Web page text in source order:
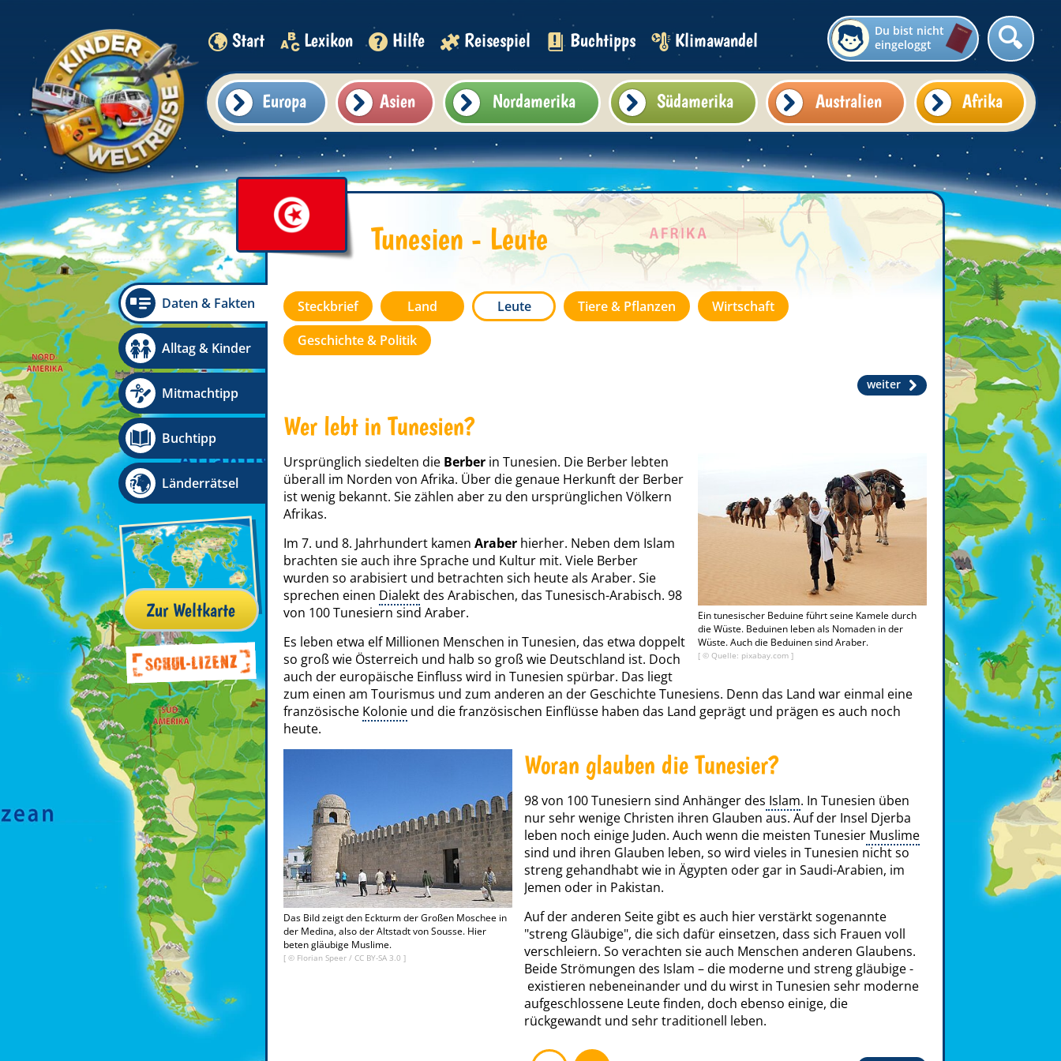
Start Lexikon Hilfe Reisespiel Buchtipps Klimawandel
Du bist nicht
eingeloggt
Europa Asien Nordamerika Südamerika Australien Afrika
Daten & Fakten
Alltag & Kinder
Mitmachtipp
Buchtipp
Länderrätsel
Zur Weltkarte
Tunesien - Leute
Steckbrief Land Leute Tiere & Pflanzen
Wirtschaft
Geschichte & Politik
weiter
Wer lebt in Tunesien?
Ein tunesischer Beduine führt seine Kamele durch
die Wüste. Beduinen leben als Nomaden in der
Wüste. Auch die Beduinen sind Araber.
[ © Quelle: pixabay.com ]
Ursprünglich siedelten die Berber in Tunesien. Die Berber lebten
überall im Norden von Afrika. Über die genaue Herkunft der Berber
ist wenig bekannt. Sie zählen aber zu den ursprünglichen Völkern
Afrikas.
Im 7. und 8. Jahrhundert kamen Araber hierher. Neben dem Islam
brachten sie auch ihre Sprache und Kultur mit. Viele Berber
wurden so arabisiert und betrachten sich heute als Araber. Sie
sprechen einen Dialektdes Arabischen, das Tunesisch-Arabisch. 98
von 100 Tunesiern sind Araber.
Es leben etwa elf Millionen Menschen in Tunesien, das etwa doppelt
so groß wie Österreich und halb so groß wie Deutschland ist. Doch
auch der europäische Einfluss wird in Tunesien spürbar. Das liegt
zum einen am Tourismus und zum anderen an der Geschichte Tunesiens. Denn das Land war einmal eine
französische Kolonie und die französischen Einflüsse haben das Land geprägt und prägen es auch noch
heute.
Das Bild zeigt den Eckturm der Großen Moschee in
der Medina, also der Altstadt von Sousse. Hier
beten gläubige Muslime.
[ © Florian Speer / CC BY-SA 3.0 ]
Woran glauben die Tunesier?
98 von 100 Tunesiern sind Anhänger des Islam. In Tunesien üben
nur sehr wenige Christen ihren Glauben aus. Auf der Insel Djerba
leben noch einige Juden. Auch wenn die meisten Tunesier Muslime
sind und ihren Glauben leben, so wird vieles in Tunesien nicht so
streng gehandhabt wie in Ägypten oder gar in Saudi-Arabien, im
Jemen oder in Pakistan.
Auf der anderen Seite gibt es auch hier verstärkt sogenannte
"streng Gläubige", die sich dafür einsetzen, dass sich Frauen voll
verschleiern. So verachten sie auch Menschen anderen Glaubens.
Beide Strömungen des Islam – die moderne und streng gläubige -
existieren nebeneinander und du wirst in Tunesien sehr moderne
aufgeschlossene Leute finden, doch ebenso einige, die
rückgewandt und sehr traditionell leben.